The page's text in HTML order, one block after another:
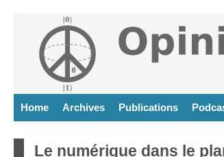
Home Archives Publications
Le numérique dans le